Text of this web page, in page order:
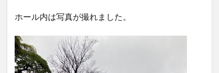
ホール内は写真が撮れました。